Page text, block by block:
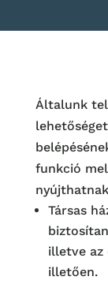
Általunk
funkció
Társas
illetve az
illetően.